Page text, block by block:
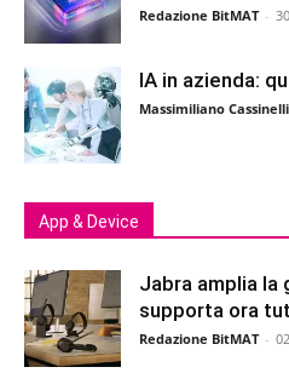
Redazione BitMAT -
IA in azienda:
Massimiliano Cassinelli
App & Device
Jabra amplia la
supporta ora
Redazione BitMAT -